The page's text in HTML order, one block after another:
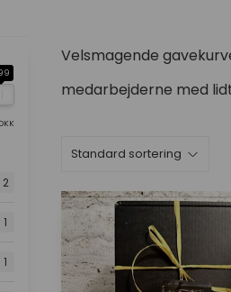
2
1
1
Velsmagende
medarbejderne med